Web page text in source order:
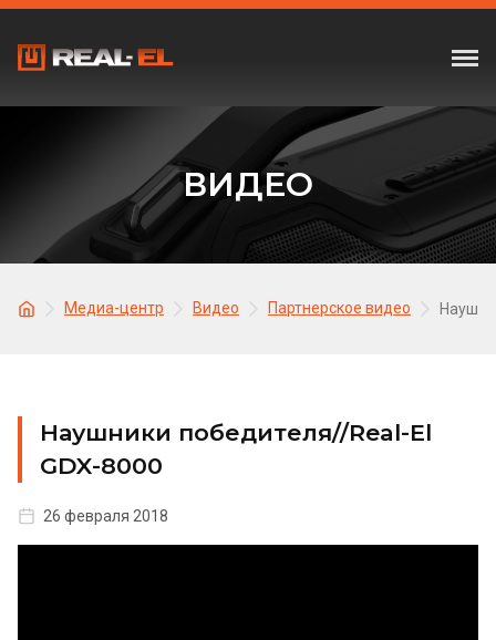
ВИДЕО
Медиа-центр Видео Партнерское видео
Наушники победителя//Real-El
GDX-8000
26 февраля 2018